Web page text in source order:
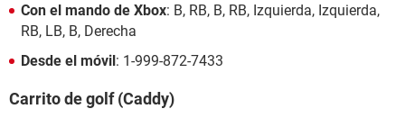
Con el mando de Xbox: B, RB, B, RB, Izquierda, Izquierda,
RB, LB, B, Derecha
Desde el móvil: 1-999-872-7433
Carrito de golf (Caddy)